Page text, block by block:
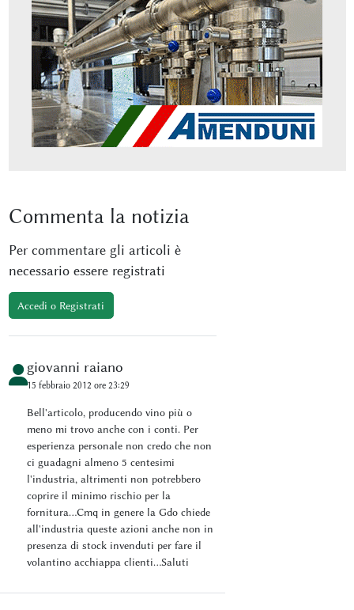
Commenta la notizia
Per commentare gli articoli è
necessario essere registrati
Accedi o Registrati
giovanni raiano
15 febbraio 2012 ore 23:29
Bell'articolo, producendo vino più o
meno mi trovo anche con i conti. Per
esperienza personale non credo che non
ci guadagni almeno 5 centesimi
l'industria, altrimenti non potrebbero
coprire il minimo rischio per la
fornitura...Cmq in genere la Gdo chiede
all'industria queste azioni anche non in
presenza di stock invenduti per fare il
volantino acchiappa clienti...Saluti